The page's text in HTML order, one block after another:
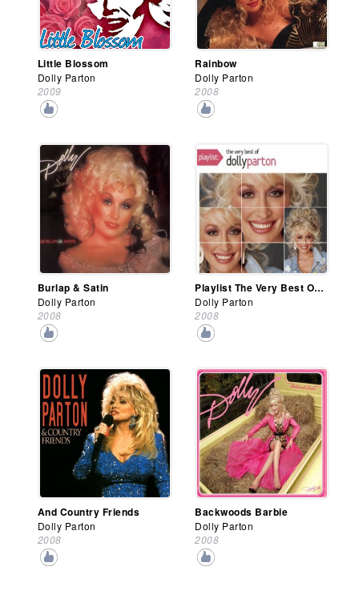
Little Blossom
Dolly Parton
2009
Rainbow
Dolly Parton
2008
Burlap & Satin
Dolly Parton
2008
Playlist The Very Best Of Dolly Parton
Dolly Parton
2008
And Country Friends
Dolly Parton
2008
Backwoods Barbie
Dolly Parton
2008